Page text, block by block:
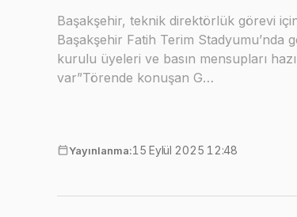
Başakşehir, teknik direktörlük görevi
Başakşehir Fatih Terim Stadyumu’nda
kurulu üyeleri ve basın mensupları
var”Törende konuşan G…
Yayınlanma:15 Eylül 2025 12:48